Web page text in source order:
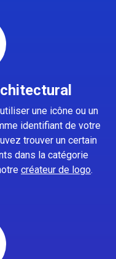
une icône ou un
identifiant de votre
trouver un certain
dans la catégorie
créateur de logo.